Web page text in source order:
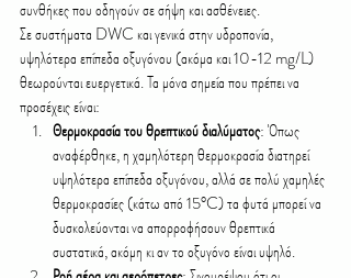
συνθήκες που οδηγούν σε σήψη και ασθένειες.
Σε συστήματα DWC και γενικά στην υδροπονία,
υψηλότερα επίπεδα οξυγόνου (ακόμα και 10-12 mg/L)
θεωρούνται ευεργετικά. Τα μόνα σημεία που πρέπει να
προσέχεις είναι:
Θερμοκρασία του θρεπτικού διαλύματος: Όπως
αναφέρθηκε, η χαμηλότερη θερμοκρασία διατηρεί
υψηλότερα επίπεδα οξυγόνου, αλλά σε πολύ χαμηλές
θερμοκρασίες (κάτω από 15°C) τα φυτά μπορεί να
δυσκολεύονται να απορροφήσουν θρεπτικά
συστατικά, ακόμη κι αν το οξυγόνο είναι υψηλό.